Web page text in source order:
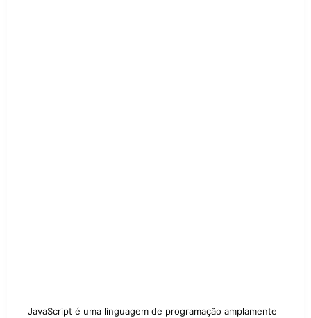
JavaScript é uma linguagem de programação amplamente